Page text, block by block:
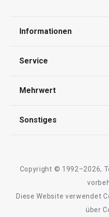
19,90 €
Alle Produkte der
Informationen
Impressum
Service
Kontaktformular
Mehrwert
Qualität
Sonstiges
Barrierefreiheit
Copyright © 1992–2026,
Diese Website verwendet
über